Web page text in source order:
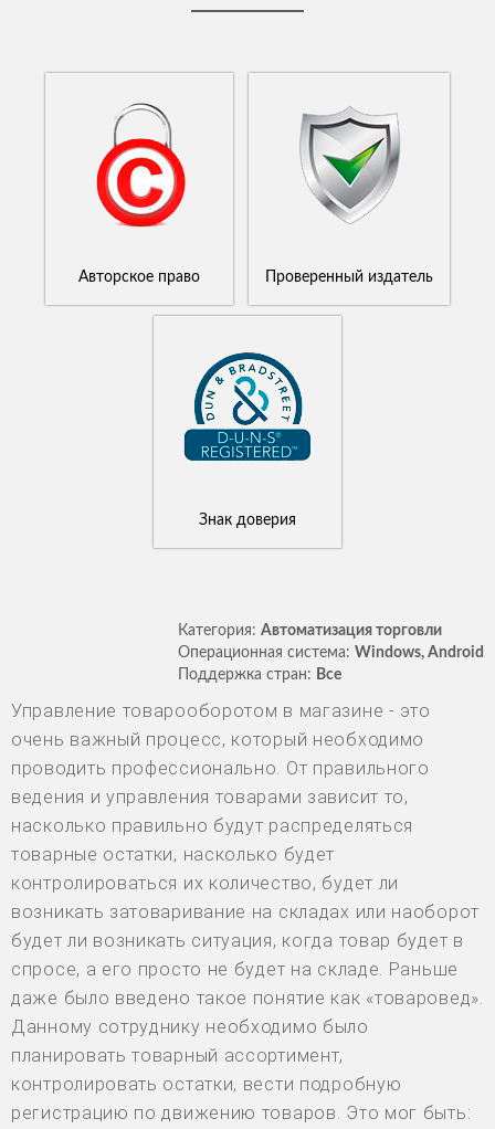
Авторское право Проверенный издатель
Знак доверия
Категория: Автоматизация торговли
Операционная система: Windows, Android
Поддержка стран: Все
Управление товарооборотом в магазине - это
очень важный процесс, который необходимо
проводить профессионально. От правильного
ведения и управления товарами зависит то,
насколько правильно будут распределяться
товарные остатки, насколько будет
контролироваться их количество, будет ли
возникать затоваривание на складах или наоборот
будет ли возникать ситуация, когда товар будет в
спросе, а его просто не будет на складе. Раньше
даже было введено такое понятие как «товаровед».
Данному сотруднику необходимо было
планировать товарный ассортимент,
контролировать остатки, вести подробную
регистрацию по движению товаров. Это мог быть: